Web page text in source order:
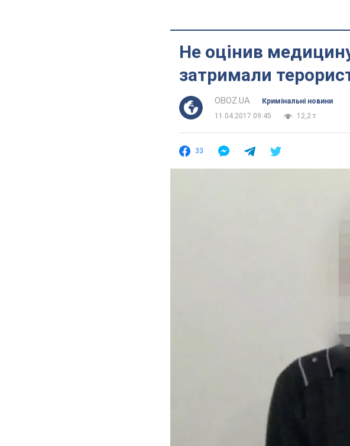
Не оцінив
затримали
OBOZ.UA
Кримінальні новини
11.04.2017 09:45
12,2 т.
33